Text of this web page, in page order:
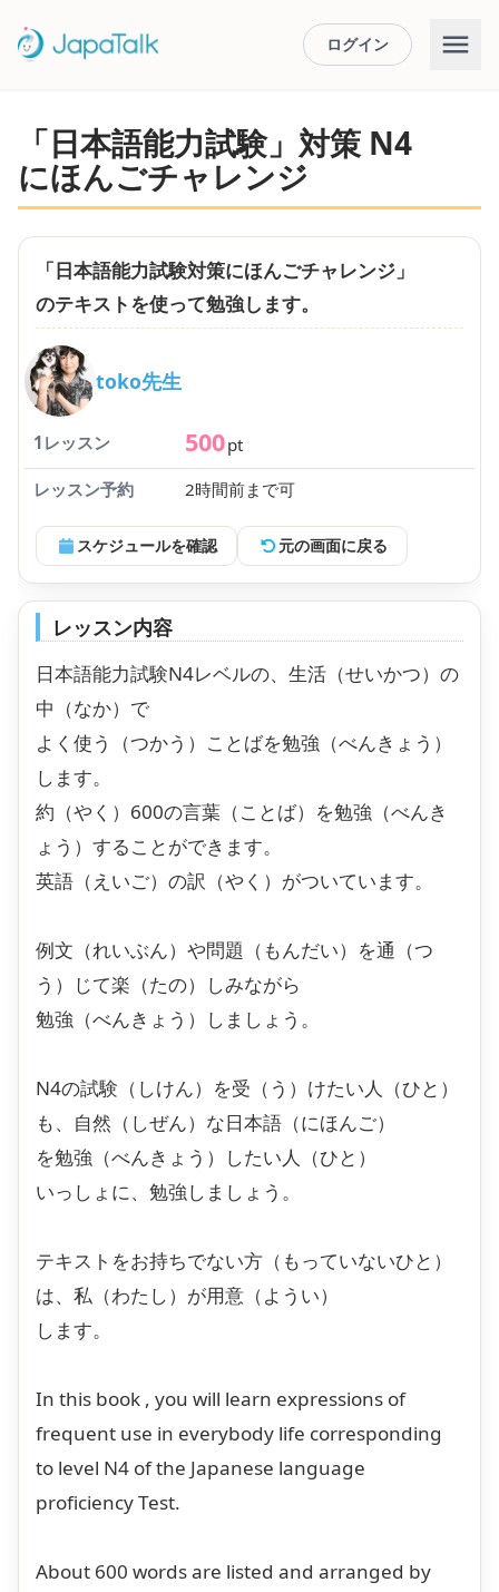
ログイン
「日本語能力試験」対策 N4
にほんごチャレンジ
「日本語能力試験対策にほんごチャレンジ」
のテキストを使って勉強します。
toko先生
1レッスン 500pt
レッスン予約
2時間前まで可
スケジュールを確認 元の画面に戻る
レッスン内容
日本語能力試験N4レベルの、生活（せいかつ）の
中（なか）で
よく使う（つかう）ことばを勉強（べんきょう）
します。
約（やく）600の言葉（ことば）を勉強（べんき
ょう）することができます。
英語（えいご）の訳（やく）がついています。
例文（れいぶん）や問題（もんだい）を通（つ
う）じて楽（たの）しみながら
勉強（べんきょう）しましょう。
N4の試験（しけん）を受（う）けたい人（ひと）
も、自然（しぜん）な日本語（にほんご）
を勉強（べんきょう）したい人（ひと）
いっしょに、勉強しましょう。
テキストをお持ちでない方（もっていないひと）
は、私（わたし）が用意（ようい）
します。
In this book , you will learn expressions of
frequent use in everybody life corresponding
to level N4 of the Japanese language
proficiency Test.
About 600 words are listed and arranged by